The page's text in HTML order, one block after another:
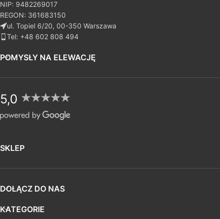
NIP: 9482269017
REGON: 361683150
ul. Topiel 6/20, 00-350 Warszawa
Tel: +48 602 808 494
POMYSŁY NA ELEWACJĘ
5,0
SKLEP
DOŁĄCZ DO NAS
KATEGORIE